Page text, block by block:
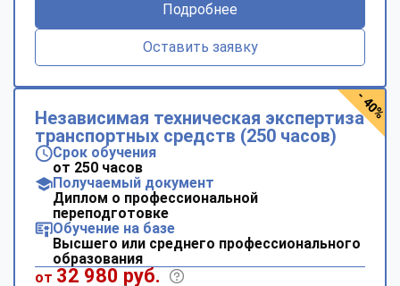
Подробнее
Оставить заявку
Независимая техническая экспертиза
транспортных средств (250 часов)
Срок обучения
от 250 часов
Получаемый документ
Диплом о профессиональной
переподготовке
Обучение на базе
Высшего или среднего профессионального
образования
от 32 980 руб.
- 40%